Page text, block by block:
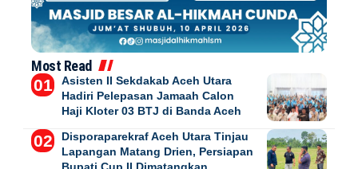
Most Read
Asisten II Sekdakab Aceh Utara
Hadiri Pelepasan Jamaah Calon
Haji Kloter 03 BTJ di Banda Aceh
Disporaparekraf Aceh Utara Tinjau
Lapangan Matang Drien, Persiapan